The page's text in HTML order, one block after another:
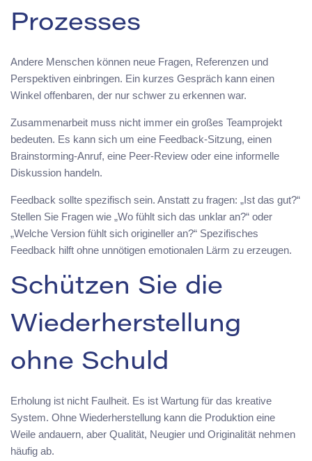
Prozesses
Andere Menschen können neue Fragen, Referenzen und
Perspektiven einbringen. Ein kurzes Gespräch kann einen
Winkel offenbaren, der nur schwer zu erkennen war.
Zusammenarbeit muss nicht immer ein großes Teamprojekt
bedeuten. Es kann sich um eine Feedback-Sitzung, einen
Brainstorming-Anruf, eine Peer-Review oder eine informelle
Diskussion handeln.
Feedback sollte spezifisch sein. Anstatt zu fragen: „Ist das gut?“
Stellen Sie Fragen wie „Wo fühlt sich das unklar an?“ oder
„Welche Version fühlt sich origineller an?“ Spezifisches
Feedback hilft ohne unnötigen emotionalen Lärm zu erzeugen.
Schützen Sie die
Wiederherstellung
ohne Schuld
Erholung ist nicht Faulheit. Es ist Wartung für das kreative
System. Ohne Wiederherstellung kann die Produktion eine
Weile andauern, aber Qualität, Neugier und Originalität nehmen
häufig ab.